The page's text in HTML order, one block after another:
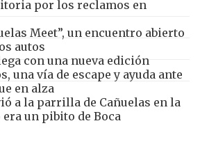
por los reclamos en
Meet”, un encuentro abierto
autos
con una nueva edición
una vía de escape y ayuda ante
en alza
a la parrilla de Cañuelas en la
un pibito de Boca